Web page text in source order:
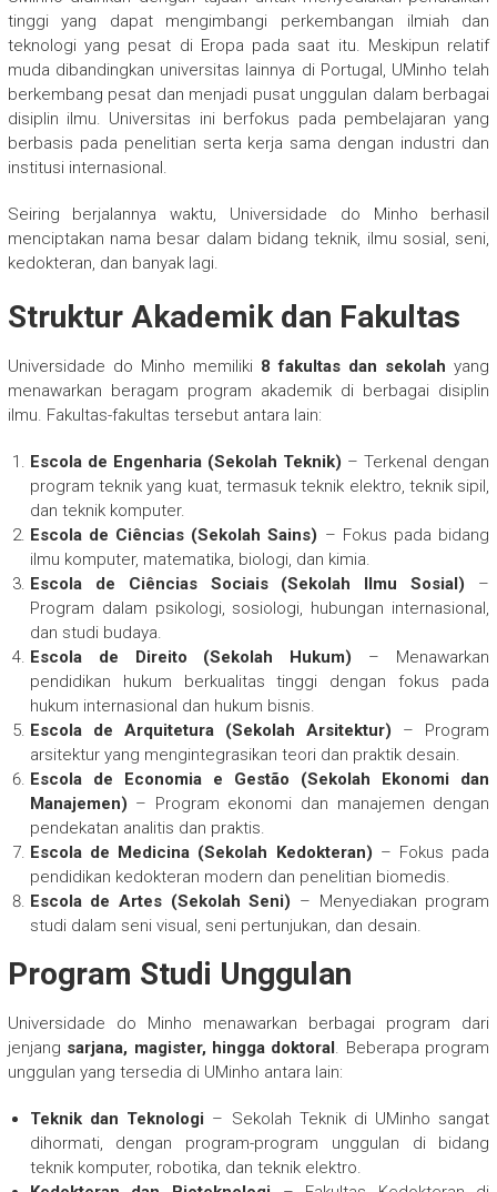
tinggi yang dapat mengimbangi perkembangan ilmiah dan
teknologi yang pesat di Eropa pada saat itu. Meskipun relatif
muda dibandingkan universitas lainnya di Portugal, UMinho telah
berkembang pesat dan menjadi pusat unggulan dalam berbagai
disiplin ilmu. Universitas ini berfokus pada pembelajaran yang
berbasis pada penelitian serta kerja sama dengan industri dan
institusi internasional.
Seiring berjalannya waktu, Universidade do Minho berhasil
menciptakan nama besar dalam bidang teknik, ilmu sosial, seni,
kedokteran, dan banyak lagi.
Struktur Akademik dan Fakultas
Universidade do Minho memiliki 8 fakultas dan sekolah yang
menawarkan beragam program akademik di berbagai disiplin
ilmu. Fakultas-fakultas tersebut antara lain:
Escola de Engenharia (Sekolah Teknik) – Terkenal dengan
program teknik yang kuat, termasuk teknik elektro, teknik sipil,
dan teknik komputer.
Escola de Ciências (Sekolah Sains) – Fokus pada bidang
ilmu komputer, matematika, biologi, dan kimia.
Escola de Ciências Sociais (Sekolah Ilmu Sosial) –
Program dalam psikologi, sosiologi, hubungan internasional,
dan studi budaya.
Escola de Direito (Sekolah Hukum) – Menawarkan
pendidikan hukum berkualitas tinggi dengan fokus pada
hukum internasional dan hukum bisnis.
Escola de Arquitetura (Sekolah Arsitektur) – Program
arsitektur yang mengintegrasikan teori dan praktik desain.
Escola de Economia e Gestão (Sekolah Ekonomi dan
Manajemen) – Program ekonomi dan manajemen dengan
pendekatan analitis dan praktis.
Escola de Medicina (Sekolah Kedokteran) – Fokus pada
pendidikan kedokteran modern dan penelitian biomedis.
Escola de Artes (Sekolah Seni) – Menyediakan program
studi dalam seni visual, seni pertunjukan, dan desain.
Program Studi Unggulan
Universidade do Minho menawarkan berbagai program dari
jenjang sarjana, magister, hingga doktoral . Beberapa program
unggulan yang tersedia di UMinho antara lain:
Teknik dan Teknologi – Sekolah Teknik di UMinho sangat
dihormati, dengan program-program unggulan di bidang
teknik komputer, robotika, dan teknik elektro.